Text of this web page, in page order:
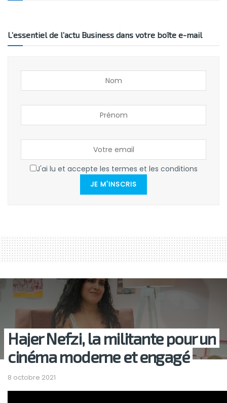
L’essentiel de l’actu Business dans votre boîte e-mail
J'ai lu et accepte les termes et les conditions
JE M'INSCRIS
Hajer Nefzi, la militante pour un
cinéma moderne et engagé
8 octobre 2021